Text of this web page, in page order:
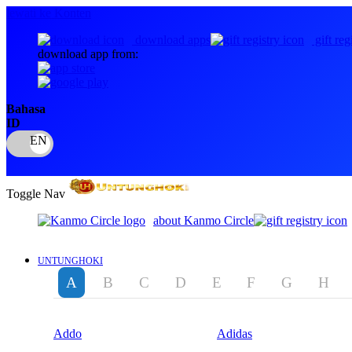
download apps
download app from:
gift
Bahasa
ID
Toggle Nav
about Kanmo Circle
UNTUNGHOKI
A B C D E F G H
Addo Adidas